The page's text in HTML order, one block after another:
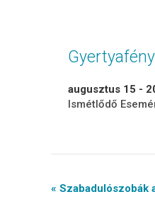
augusztus 15 -
Ismétlődő
Event
« Szabadulószobák